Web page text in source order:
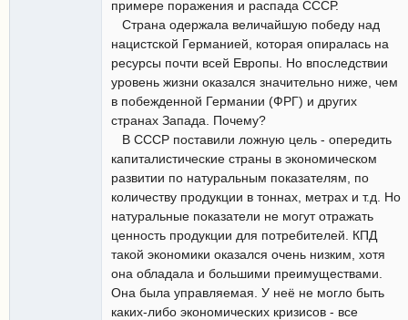
примере поражения и распада СССР.
Страна одержала величайшую победу над
нацистской Германией, которая опиралась на
ресурсы почти всей Европы. Но впоследствии
уровень жизни оказался значительно ниже, чем
в побежденной Германии (ФРГ) и других
странах Запада. Почему?
В СССР поставили ложную цель - опередить
капиталистические страны в экономическом
развитии по натуральным показателям, по
количеству продукции в тоннах, метрах и т.д. Но
натуральные показатели не могут отражать
ценность продукции для потребителей. КПД
такой экономики оказался очень низким, хотя
она обладала и большими преимуществами.
Она была управляемая. У неё не могло быть
каких-либо экономических кризисов - все